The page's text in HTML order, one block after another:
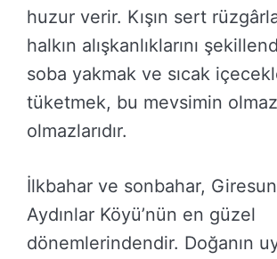
huzur verir. Kışın sert
halkın alışkanlıklarını
soba yakmak ve sıcak
tüketmek, bu mevsimin
olmazlarıdır.
İlkbahar ve sonbahar,
Aydınlar Köyü’nün en güzel
dönemlerindendir. Doğanın